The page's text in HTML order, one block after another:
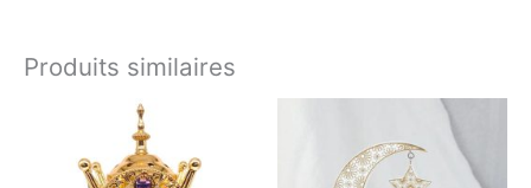
Produits similaires